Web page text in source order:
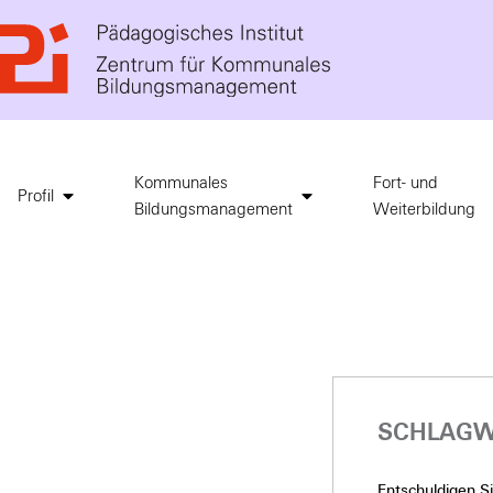
Profil
Kommunales
Bildungsmanagement
Fort- und
Weiterbildung